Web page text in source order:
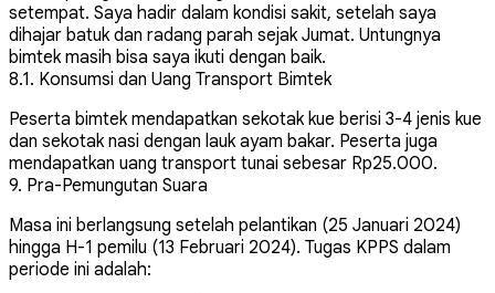
setempat. Saya hadir dalam kondisi sakit, setelah saya
dihajar batuk dan radang parah sejak Jumat. Untungnya
bimtek masih bisa saya ikuti dengan baik.
8.1. Konsumsi dan Uang Transport Bimtek
Peserta bimtek mendapatkan sekotak kue berisi 3-4 jenis kue
dan sekotak nasi dengan lauk ayam bakar. Peserta juga
mendapatkan uang transport tunai sebesar Rp25.000.
9. Pra-Pemungutan Suara
Masa ini berlangsung setelah pelantikan (25 Januari 2024)
hingga H-1 pemilu (13 Februari 2024). Tugas KPPS dalam
periode ini adalah: